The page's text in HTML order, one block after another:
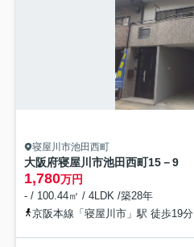
寝屋川市池田西町
大阪府寝屋川市池田西町15－9
1,780万円
- / 100.44㎡ / 4LDK /築28年
京阪本線「寝屋川市」駅 徒歩19分